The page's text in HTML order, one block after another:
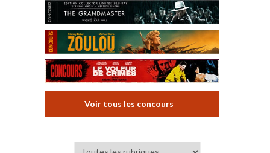
Voir tous les concours